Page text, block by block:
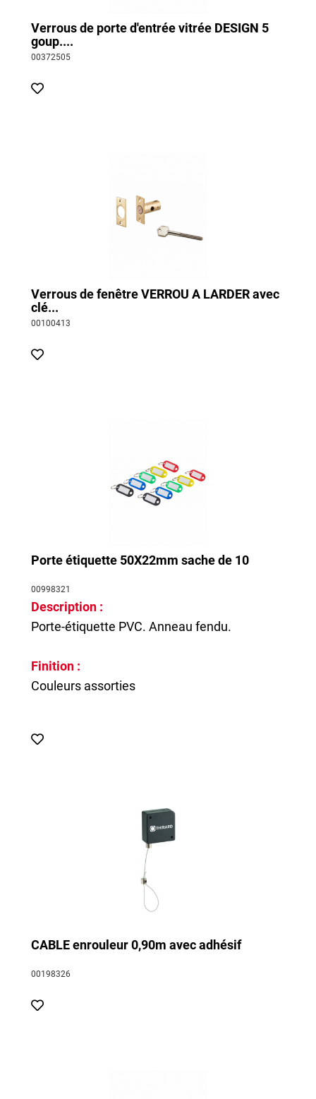
Verrous de porte d'entrée vitrée DESIGN 5
goup....
00372505
Verrous de fenêtre VERROU A LARDER avec
clé...
00100413
Porte étiquette 50X22mm sache de 10
00998321
Description :
Porte-étiquette PVC. Anneau fendu.
Finition :
Couleurs assorties
CABLE enrouleur 0,90m avec adhésif
00198326